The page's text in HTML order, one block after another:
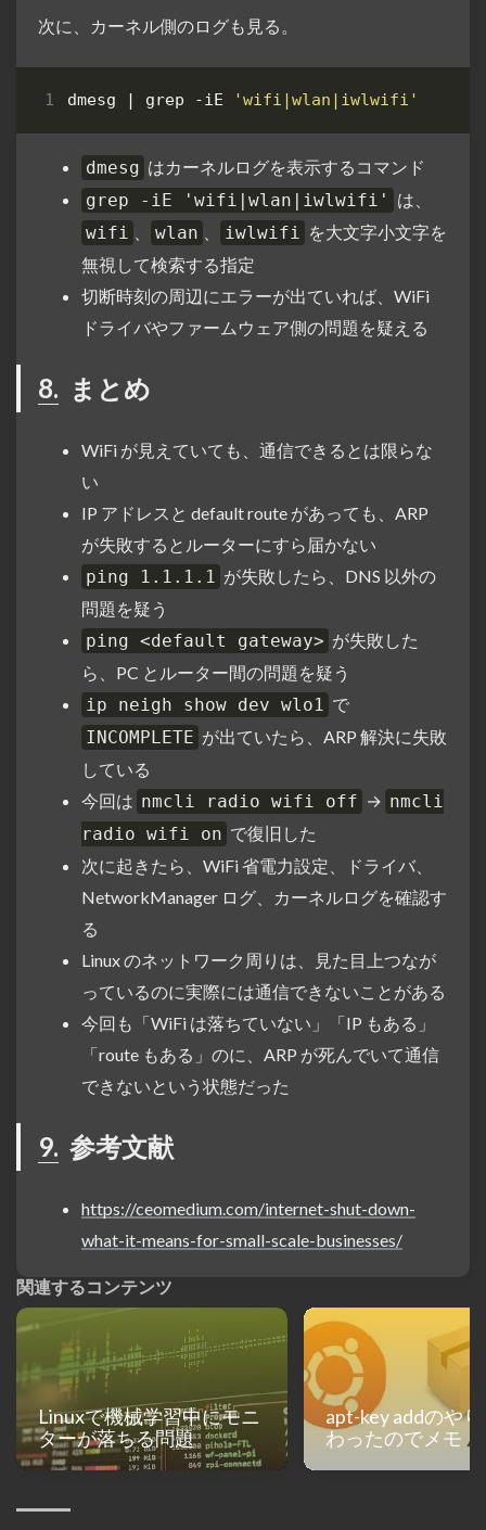
次に、カーネル側のログも見る。
dmesg | grep -iE 'wifi|wlan|iwlwifi'
dmesg はカーネルログを表示するコマンド
grep -iE 'wifi|wlan|iwlwifi'
は、
wifi
wlan iwlwifi を大文字小文字を
無視して検索する指定
切断時刻の周辺にエラーが出ていれば、WiFi
ドライバやファームウェア側の問題を疑える
8. まとめ
WiFi が見えていても、通信できるとは限らな
い
IP アドレスと default route があっても、ARP
が失敗するとルーターにすら届かない
ping 1.1.1.1 が失敗したら、DNS 以外の
問題を疑う
ping <default gateway> が失敗した
ら、PC とルーター間の問題を疑う
ip neigh show dev wlo1 で
INCOMPLETE が出ていたら、ARP 解決に失敗
している
今回は nmcli radio wifi off → nmcli
radio wifi on で復旧した
次に起きたら、WiFi 省電力設定、ドライバ、
NetworkManager ログ、カーネルログを確認す
る
Linux のネットワーク周りは、見た目上つなが
っているのに実際には通信できないことがある
今回も「WiFi は落ちていない」「IP もある」
「route もある」のに、ARP が死んでいて通信
できないという状態だった
9. 参考文献
https://ceomedium.com/internet-shut-down-
what-it-means-for-small-scale-businesses/
関連するコンテンツ
Linuxで機械学習中にモニ
ターが落ちる問題
apt-key addのや
わったのでメモ